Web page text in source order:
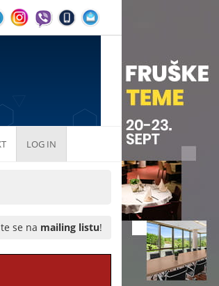
LOG IN
se na mailing listu!